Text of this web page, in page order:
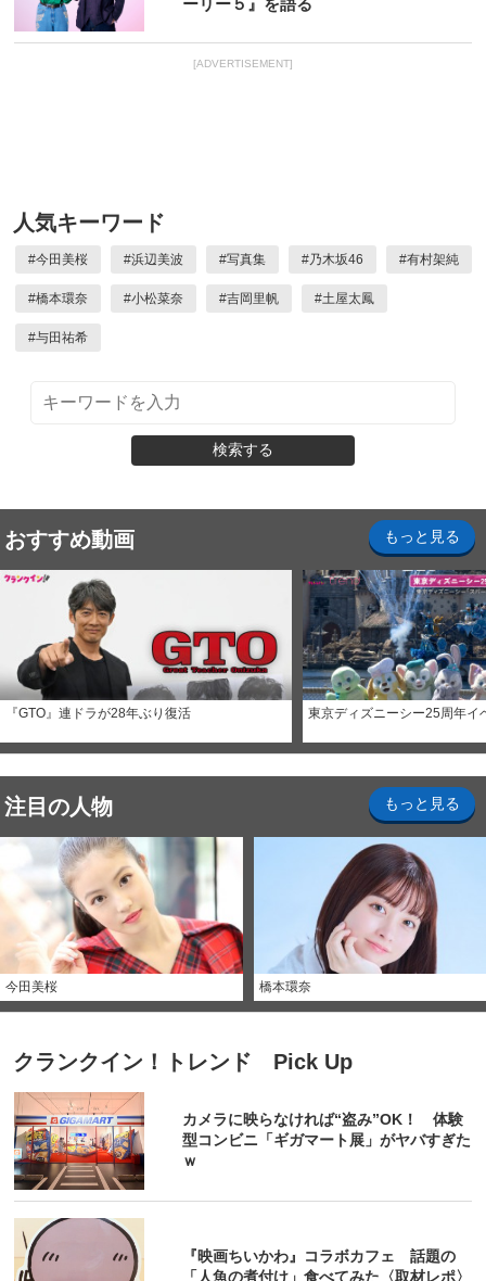
ーリー５』を語る
[ADVERTISEMENT]
人気キーワード
#今田美桜 #浜辺美波 #写真集 #乃木坂46 #有村架純
#橋本環奈 #小松菜奈 #吉岡里帆 #土屋太鳳
#与田祐希
検索する
おすすめ動画 もっと見る
『GTO』連ドラが28年ぶり復活 東京ディズニーシー25周年イ
注目の人物 もっと見る
今田美桜 橋本環奈
クランクイン！トレンド Pick Up
カメラに映らなければ“盗み”OK！ 体験
型コンビニ「ギガマート展」がヤバすぎた
ｗ
『映画ちいかわ』コラボカフェ 話題の
「人魚の煮付け」食べてみた〈取材レポ〉